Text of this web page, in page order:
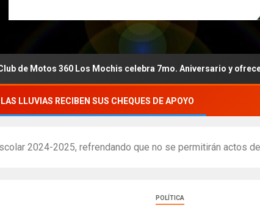
Los Mochis celebra 7mo. Aniversario y ofrece recaudación a
LLUVIAS RECIBEN SUS CHEQUES DE APOYO
2024-2025, refrendando que no se permitirán actos
POLÍTICA